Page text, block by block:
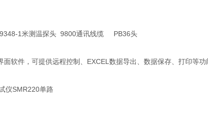
1米测温探头 9800通讯线缆 PB36头
面软件，可提供远程控制、EXCEL数据导出、数据保存、打印等功